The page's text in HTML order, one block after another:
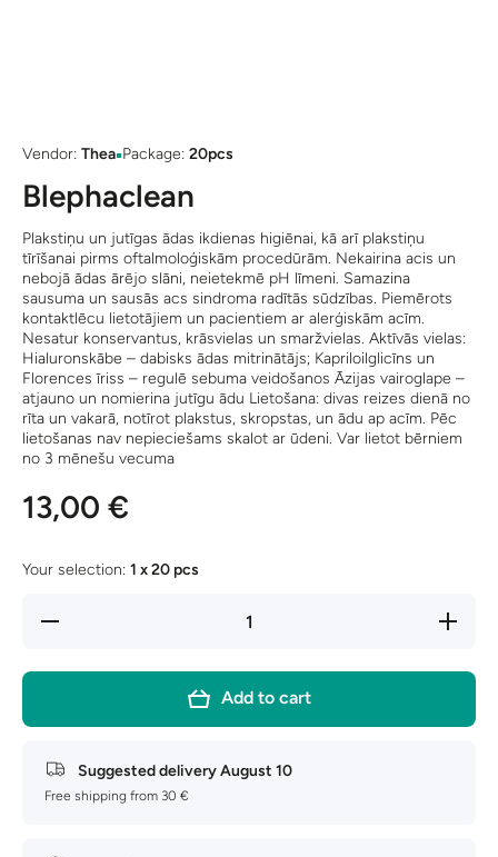
Vendor: Thea▪Package: 20pcs
Blephaclean
Plakstiņu un jutīgas ādas ikdienas higiēnai, kā arī plakstiņu
tīrīšanai pirms oftalmoloģiskām procedūrām. Nekairina acis un
nebojā ādas ārējo slāni, neietekmē pH līmeni. Samazina
sausuma un sausās acs sindroma radītās sūdzības. Piemērots
kontaktlēcu lietotājiem un pacientiem ar alerģiskām acīm.
Nesatur konservantus, krāsvielas un smaržvielas. Aktīvās vielas:
Hialuronskābe – dabisks ādas mitrinātājs; Kapriloilglicīns un
Florences īriss – regulē sebuma veidošanos Āzijas vairoglape –
atjauno un nomierina jutīgu ādu Lietošana: divas reizes dienā no
rīta un vakarā, notīrot plakstus, skropstas, un ādu ap acīm. Pēc
lietošanas nav nepieciešams skalot ar ūdeni. Var lietot bērniem
no 3 mēnešu vecuma
13,00 €
Your selection: 1 x 20 pcs
Decrease
quantity
Add to cart
Suggested deliveryAugust 10
Free shipping from 30 €